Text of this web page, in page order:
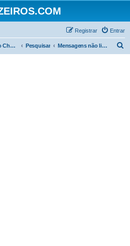
Entrar
Registrar
Tudo sobre o Chevrolet Monza! Pesquisar Mensagens não lidas